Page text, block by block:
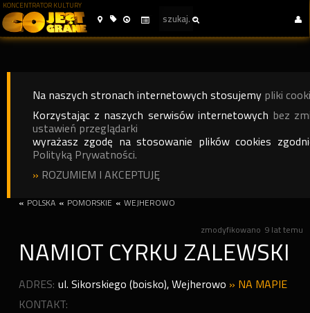
KONCENTRATOR KULTURY
Na naszych stronach internetowych stosujemy pliki
Korzystając z naszych serwisów internetowych bez
ustawień przeglądarki
wyrażasz zgodę na stosowanie plików cookies
Polityką Prywatności.
» ROZUMIEM I AKCEPTUJĘ
« POLSKA « POMORSKIE « WEJHEROWO
zmodyfikowano 9 lat temu
NAMIOT CYRKU ZALEWSKI
ADRES: ul. Sikorskiego (boisko),Wejherowo » NA MAPIE
KONTAKT: